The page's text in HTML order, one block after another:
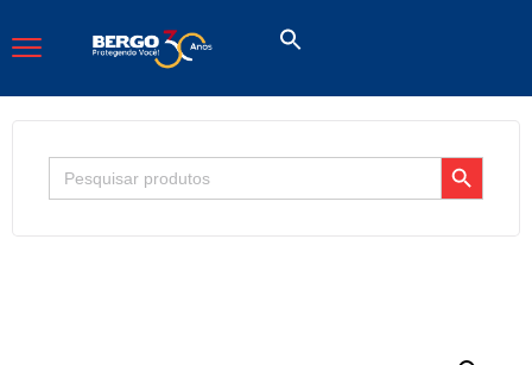
Search
for:
Search Button